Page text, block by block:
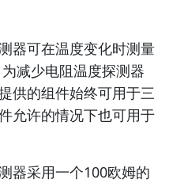
器可在温度变化时测量
减少电阻温度探测器
供的组件始终可用于三
允许的情况下也可用于
器采用一个100欧姆的